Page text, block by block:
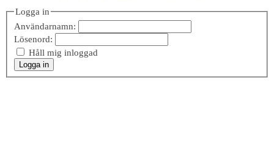
Logga in
Användarnamn:
Lösenord:
Håll mig inloggad
Logga in